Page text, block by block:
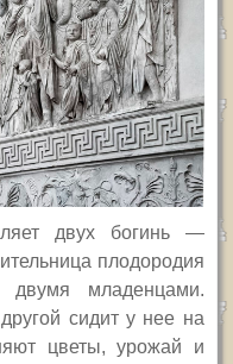
двух богинь —
плодородия
младенцами.
сидит у нее на
цветы, урожай и